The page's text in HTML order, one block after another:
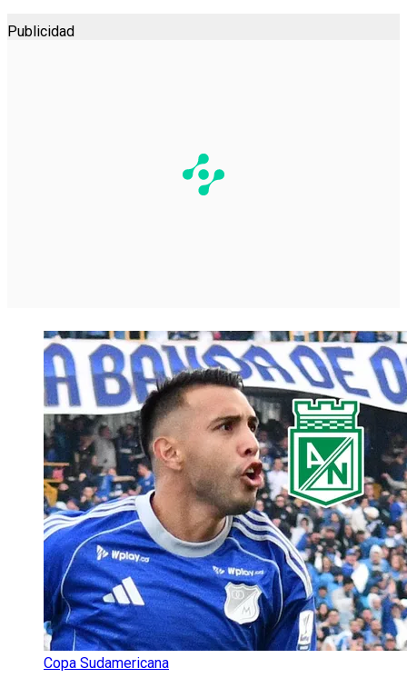
Publicidad
Copa Sudamericana